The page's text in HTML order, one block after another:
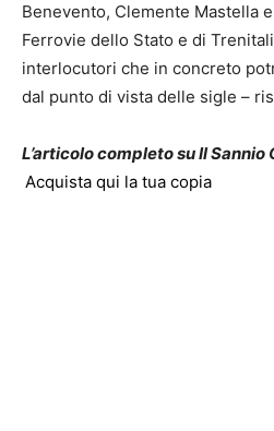
Benevento, Clemente Mastella
Ferrovie dello Stato e di
interlocutori che in concreto
dal punto di vista delle sigle –
L’articolo completo su Il
Acquista qui la tua copia